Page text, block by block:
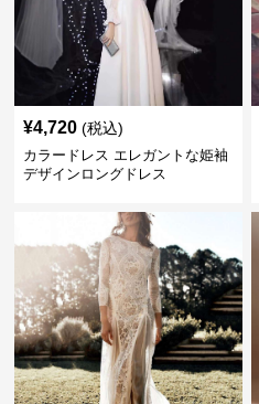
¥4,720 (税込)
カラードレス エレガントな姫袖
デザインロングドレス